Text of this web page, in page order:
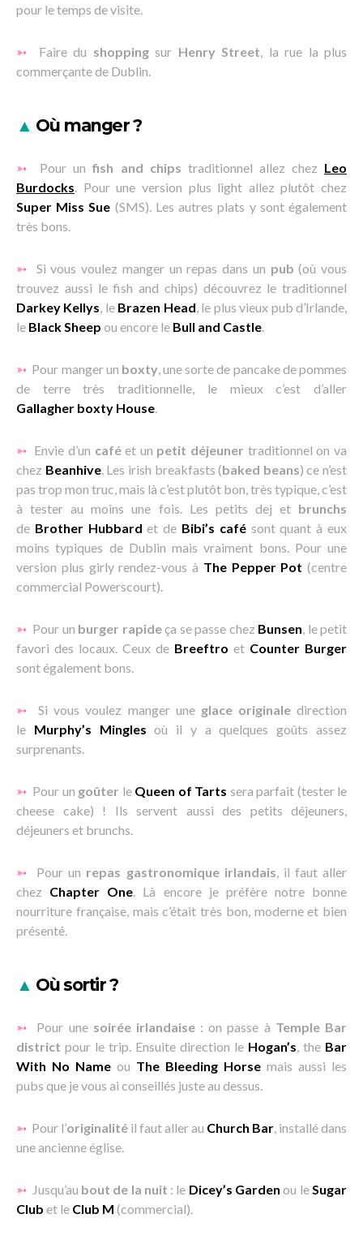
pour le temps de visite.
➳ Faire du shoppingsur Henry Street, la rue la plus
commerçante de Dublin.
▲ Où manger ?
➳ Pour unfish and chips traditionnel allez chez Leo
Burdocks. Pour une version plus light allez plutôt chez
Super Miss Sue (SMS). Les autres plats y sont également
très bons.
➳ Si vous voulez manger un repas dans un pub (où vous
trouvez aussi le fish and chips) découvrez le traditionnel
Darkey Kellys, le Brazen Head, le plus vieux pub d’Irlande,
le Black Sheep ou encore le Bull and Castle.
➳ Pour manger un boxty, une sorte de pancake de pommes
de terre très traditionnelle, le mieux c’est d’aller
Gallagher boxty House.
➳ Envie d’un caféet un petit déjeuner traditionnel on va
chez Beanhive. Les irish breakfasts (baked beans) ce n’est
pas trop mon truc, mais là c’est plutôt bon, très typique, c’est
à tester au moins une fois. Les petits dej et brunchs
de Brother Hubbard et de Bibi’s cafésont quant à eux
moins typiques de Dublin mais vraiment bons. Pour une
version plus girly rendez-vous à The Pepper Pot (centre
commercial Powerscourt).
➳ Pour un burger rapideça se passe chez Bunsen, le petit
favori des locaux. Ceux de Breeftro et Counter Burger
sont également bons.
➳ Si vous voulez manger une glace originaledirection
le Murphy’s Mingles où il y a quelques goûts assez
surprenants.
➳ Pour un goûter le Queen of Tarts sera parfait (tester le
cheese cake) ! Ils servent aussi des petits déjeuners,
déjeuners et brunchs.
➳ Pour un repas gastronomique irlandais, il faut aller
chez Chapter One. Là encore je préfère notre bonne
nourriture française, mais c’était très bon, moderne et bien
présenté.
▲ Où sortir ?
➳ Pour une soirée irlandaise: on passe à Temple Bar
district pour le trip. Ensuite direction le Hogan’s, the Bar
With No Name ou The Bleeding Horse mais aussi les
pubs que je vous ai conseillés juste au dessus.
➳ Pour l’originalité il faut aller au Church Bar, installé dans
une ancienne église.
➳ Jusqu’au bout de la nuit : le Dicey’s Garden ou leSugar
Club et le Club M (commercial).